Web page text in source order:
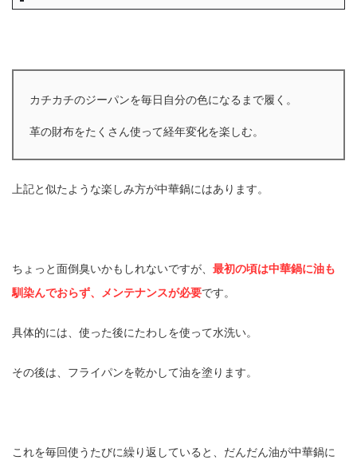
カチカチのジーパンを毎日自分の色になるまで履く。
革の財布をたくさん使って経年変化を楽しむ。
上記と似たような楽しみ方が中華鍋にはあります。
ちょっと面倒臭いかもしれないですが、 最初の頃は中華鍋に油も
馴染んでおらず、メンテナンスが必要です。
具体的には、使った後にたわしを使って水洗い。
その後は、フライパンを乾かして油を塗ります。
これを毎回使うたびに繰り返していると、だんだん油が中華鍋に